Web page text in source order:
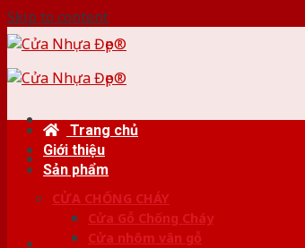
Skip to content
Trang chủ
Giới thiệu
Sản phẩm
CỬA CHỐNG CHÁY
Cửa Gỗ Chống Cháy
Cửa nhôm vân gỗ